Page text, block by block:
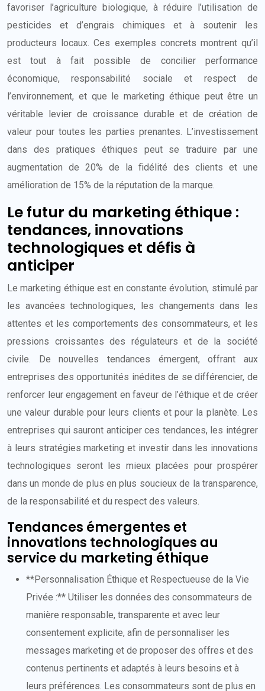
favoriser l’agriculture biologique, à réduire l’utilisation de
pesticides et d’engrais chimiques et à soutenir les
producteurs locaux. Ces exemples concrets montrent qu’il
est tout à fait possible de concilier performance
économique, responsabilité sociale et respect de
l’environnement, et que le marketing éthique peut être un
véritable levier de croissance durable et de création de
valeur pour toutes les parties prenantes. L’investissement
dans des pratiques éthiques peut se traduire par une
augmentation de 20% de la fidélité des clients et une
amélioration de 15% de la réputation de la marque.
Le futur du marketing éthique :
tendances, innovations
technologiques et défis à
anticiper
Le marketing éthique est en constante évolution, stimulé par
les avancées technologiques, les changements dans les
attentes et les comportements des consommateurs, et les
pressions croissantes des régulateurs et de la société
civile. De nouvelles tendances émergent, offrant aux
entreprises des opportunités inédites de se différencier, de
renforcer leur engagement en faveur de l’éthique et de créer
une valeur durable pour leurs clients et pour la planète. Les
entreprises qui sauront anticiper ces tendances, les intégrer
à leurs stratégies marketing et investir dans les innovations
technologiques seront les mieux placées pour prospérer
dans un monde de plus en plus soucieux de la transparence,
de la responsabilité et du respect des valeurs.
Tendances émergentes et
innovations technologiques au
service du marketing éthique
**Personnalisation Éthique et Respectueuse de la Vie
Privée :** Utiliser les données des consommateurs de
manière responsable, transparente et avec leur
consentement explicite, afin de personnaliser les
messages marketing et de proposer des offres et des
contenus pertinents et adaptés à leurs besoins et à
leurs préférences. Les consommateurs sont de plus en